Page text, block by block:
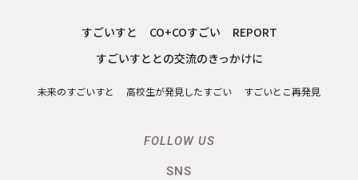
すごいすと CO+COすごい
REPORT
すごいすととの交流のきっかけに
未来のすごいすと 高校生が発見したすごい すごいとこ再発見
FOLLOW US
SNS